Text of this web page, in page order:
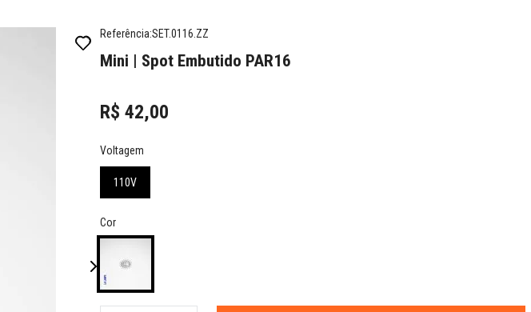
Referência:SET.0116.ZZ
Mini | Spot Embutido PAR16
R$ 42,00
Voltagem
110V
Cor